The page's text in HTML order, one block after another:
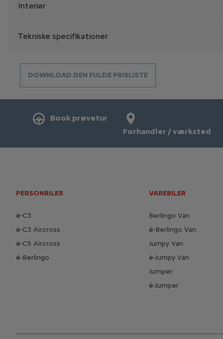
Book prøvetur
Forhandler / værksted
PERSONBILER
ë-C3
ë-C3 Aircross
ë-C5 Aircross
ë-Berlingo
VAREBILER
Berlingo Van
ë-Berlingo Van
Jumpy Van
ë-Jumpy Van
Jumper
ë-Jumper